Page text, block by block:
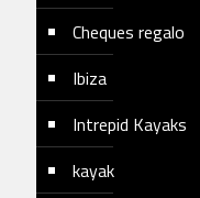
Cheques regalo
Ibiza
Intrepid Kayaks
kayak